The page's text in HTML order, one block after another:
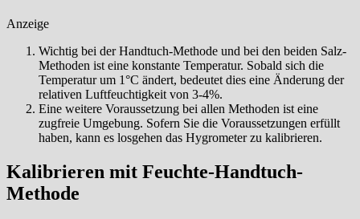
Anzeige
Wichtig bei der Handtuch-Methode und bei den beiden Salz-
Methoden ist eine konstante Temperatur. Sobald sich die
Temperatur um 1°C ändert, bedeutet dies eine Änderung der
relativen Luftfeuchtigkeit von 3-4%.
Eine weitere Voraussetzung bei allen Methoden ist eine
zugfreie Umgebung. Sofern Sie die Voraussetzungen erfüllt
haben, kann es losgehen das Hygrometer zu kalibrieren.
Kalibrieren mit Feuchte-Handtuch-
Methode